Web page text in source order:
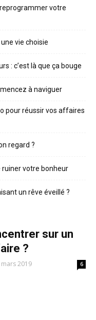
votre
vie choisie
: c’est là que ça bouge
à naviguer
pour réussir vos affaires
regard ?
ruiner votre bonheur
un rêve éveillé ?
sur un
?
2019 6